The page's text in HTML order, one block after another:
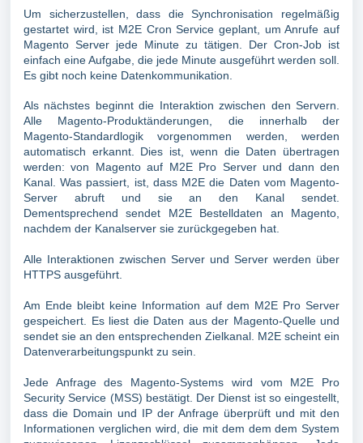
Um sicherzustellen, dass die Synchronisation regelmäßig
gestartet wird, ist M2E Cron Service geplant, um Anrufe auf
Magento Server jede Minute zu tätigen. Der Cron-Job ist
einfach eine Aufgabe, die jede Minute ausgeführt werden soll.
Es gibt noch keine Datenkommunikation.
Als nächstes beginnt die Interaktion zwischen den Servern.
Alle Magento-Produktänderungen, die innerhalb der
Magento-Standardlogik vorgenommen werden, werden
automatisch erkannt. Dies ist, wenn die Daten übertragen
werden: von Magento auf M2E Pro Server und dann den
Kanal. Was passiert, ist, dass M2E die Daten vom Magento-
Server abruft und sie an den Kanal sendet.
Dementsprechend sendet M2E Bestelldaten an Magento,
nachdem der Kanalserver sie zurückgegeben hat.
Alle Interaktionen zwischen Server und Server werden über
HTTPS ausgeführt.
Am Ende bleibt keine Information auf dem M2E Pro Server
gespeichert. Es liest die Daten aus der Magento-Quelle und
sendet sie an den entsprechenden Zielkanal. M2E scheint ein
Datenverarbeitungspunkt zu sein.
Jede Anfrage des Magento-Systems wird vom M2E Pro
Security Service (MSS) bestätigt. Der Dienst ist so eingestellt,
dass die Domain und IP der Anfrage überprüft und mit den
Informationen verglichen wird, die mit dem dem dem System